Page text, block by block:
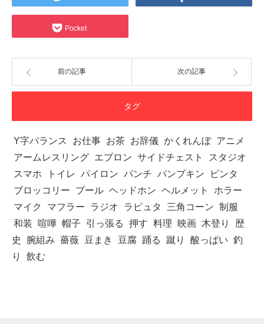
Pocket
前の記事 次の記事
タグ
Y字バランス お仕事 お茶 お辞儀 かくれんぼ アニメ
アームレスリング エプロン サイドチェスト
スタジオ
スマホ
トイレ パイロン パンチ パンプキン
ビンタ
ブロッコリー
プール ヘッドホン ヘルメット
ホラー
マイク
マフラー ラジオ ラピュタ 三角コーン 制服
和装
喧嘩 帽子 引っ張る 押す 料理 映画 木登り
歴
史
腕組み 薔薇 豆まき 豆腐 踊る 蹴り 酸っぱい 釣
り
飲む